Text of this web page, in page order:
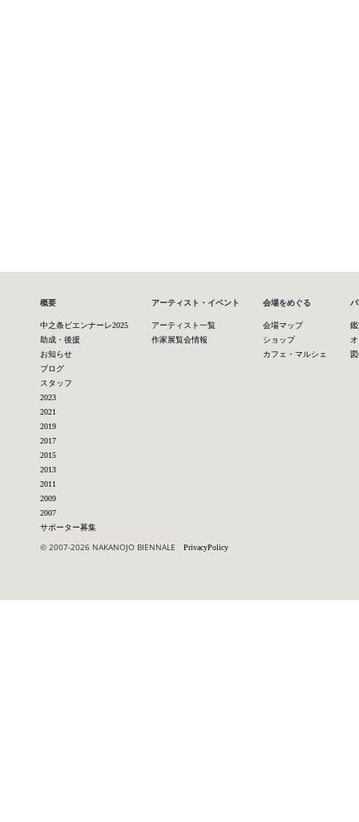
概要
中之条ビエンナーレ2025
助成・後援
お知らせ
ブログ
スタッフ
2023
2021
2019
2017
2015
2013
2011
2009
2007
サポーター募集
アーティスト・イベント
アーティスト一覧
作家展覧会情報
会場をめぐる
会場マップ
ショップ
カフェ・マルシェ
© 2007-2026 NAKANOJO BIENNALE PrivacyPolicy